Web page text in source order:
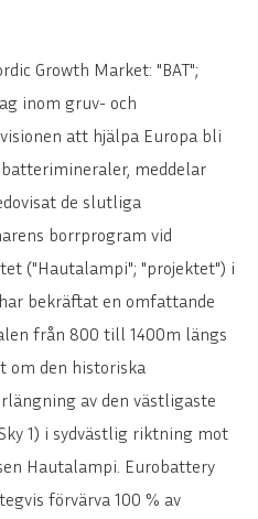
Growth Market: "BAT";
inom gruv- och
att hjälpa Europa bli
meddelar
de slutliga
borrprogram vid
("Hautalampi"; "projektet") i
bekräftat en omfattande
från 800 till 1400m längs
om den historiska
av den västligaste
1) i sydvästlig riktning mot
Hautalampi. Eurobattery
förvärva 100 % av